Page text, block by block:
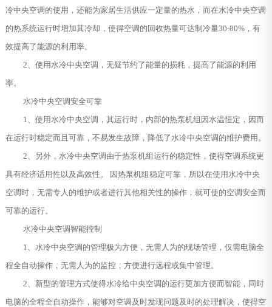
冷中央空调的使用，还能为家居生活供应一定量的热水，而在水冷中央空调
的热系统运行时增加其冷却，使得空调的回收热量可达制冷量30-80%，有
效提高了能源的利用率。
2、使用水冷中央空调，无疑节约了能量的损耗，提高了能源的利用
率。
水冷中央空调安全可靠
1、使用水冷中央空调，其运行时，内部的热泵机组因水温恒定，因而
在运行时稳定而且可靠，不易发生故障，降低了水冷中央空调的维护费用。
2、另外，水冷中央空调由于热泵机组运行的稳定性，使得空调系统更
具有经济适用性以及高效性。 因热泵机组稳定可靠，所以在使用水冷中央
空调时，无需专人的维护或者进行其他相关性的操作，就可使的空调安全而
可靠的运行。
水冷中央空调智能控制
1、水冷中央空调的管理极为方便，无需人为的现场管理，仅需电脑全
程全自动操作，无需人为的监控，方便进行远程或集中管理。
2、新型的管理方式使得水冷给中央空调的运行更加方便而智能，同时
电脑的全程全自动操作，能够对空调及时发现问题及时的处理解决，使得空